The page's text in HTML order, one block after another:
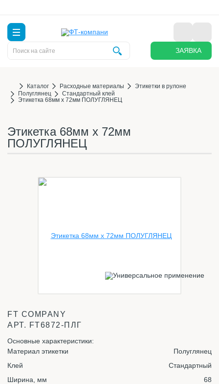
ЗАЯВКА
Каталог Расходные материалы
Этикетки в рулоне
Полуглянец
Стандартный клей
Этикетка 68мм х 72мм ПОЛУГЛЯНЕЦ
Этикетка 68мм х 72мм
ПОЛУГЛЯНЕЦ
FT COMPANY
АРТ. FT6872-ПЛГ
Основные характеристики:
Материал этикетки
Полуглянец
Клей
Стандартный
Ширина, мм
68